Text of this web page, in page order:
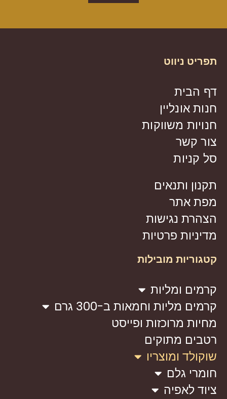
תפריט ניווט
דף הבית
חנות אונליין
חנויות משווקות
צור קשר
סל קניות
תקנון ותנאים
מפת אתר
הצהרת נגישות
מדיניות פרטיות
קטגוריות מובילות
קרמים ומליות
קרמים מליות וחמאות ב-300 גרם
מחיות מרוכזות ופייסט
רטבים מתוקים
שוקולד ומוצריו
חומרי גלם
ציוד לאפיה